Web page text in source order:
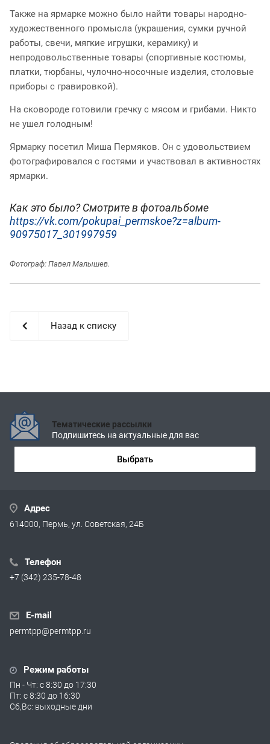
Также на ярмарке можно было найти товары народно-
художественного промысла (украшения, сумки ручной
работы, свечи, мягкие игрушки, керамику) и
непродовольственные товары (спортивные костюмы,
платки, тюрбаны, чулочно-носочные изделия, столовые
приборы с гравировкой).
На сковороде готовили гречку с мясом и грибами. Никто
не ушел голодным!
Ярмарку посетил Миша Пермяков. Он с удовольствием
фотографировался с гостями и участвовал в активностях
ярмарки.
Как это было? Смотрите в фотоальбоме
https://vk.com/pokupai_permskoe?z=album-
90975017_301997959
Фотограф: Павел Малышев.
Назад к списку
Тематические рассылки
Подпишитесь на актуальные для вас
Выбрать
Адрес
614000, Пермь, ул. Советская, 24Б
Телефон
+7 (342) 235-78-48
E-mail
permtpp@permtpp.ru
Режим работы
Пн - Чт: с 8:30 до 17:30
Пт: с 8:30 до 16:30
Сб,Вс: выходные дни